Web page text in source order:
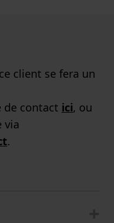
client se fera un
de contact ici, ou
via
.